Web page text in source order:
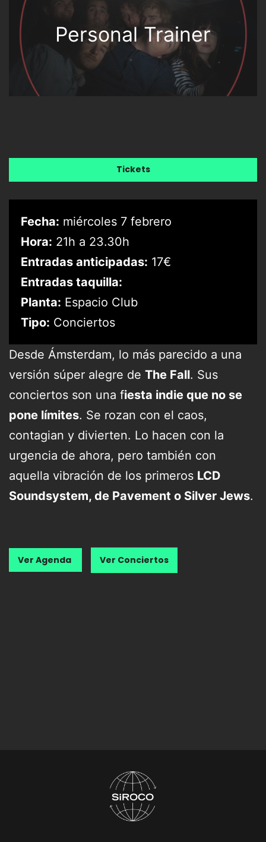
Personal Trainer
Tickets
Fecha: miércoles 7 febrero
Hora: 21h a 23.30h
Entradas anticipadas: 17€
Entradas taquilla:
Planta: Espacio Club
Tipo: Conciertos
Desde Ámsterdam, lo más parecido a una
versión súper alegre de The Fall. Sus
conciertos son una fiesta indie que no se
pone límites. Se rozan con el caos,
contagian y divierten. Lo hacen con la
urgencia de ahora, pero también con
aquella vibración de los primeros LCD
Soundsystem, de Pavement o Silver Jews.
Ver Agenda Ver Conciertos